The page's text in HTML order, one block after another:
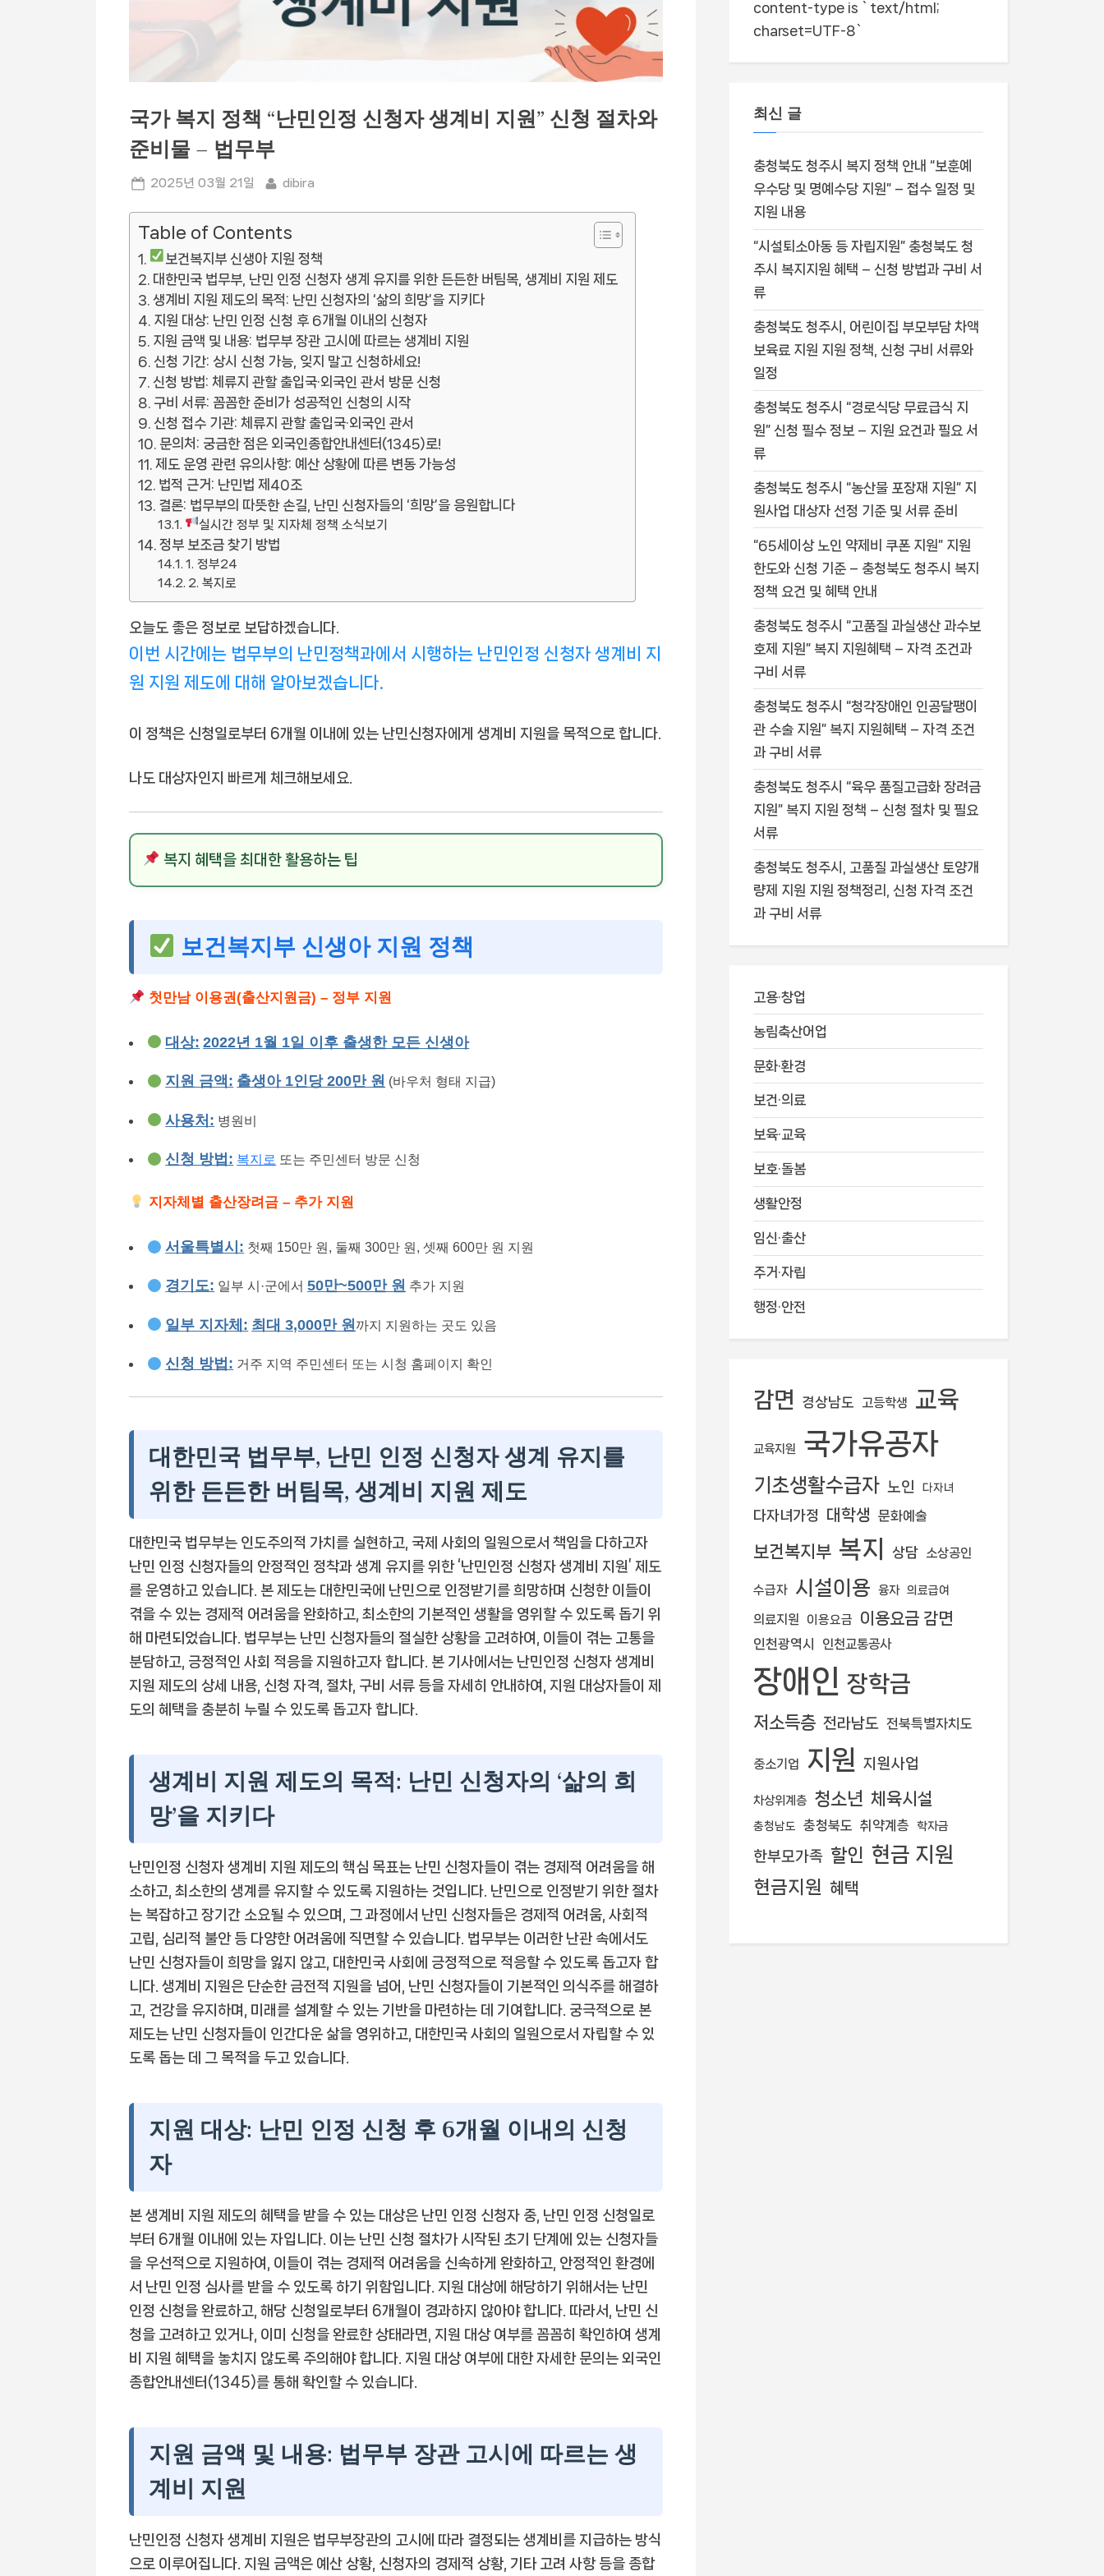
국가 복지 정책 “난민인정 신청자 생계비 지원” 신청 절차와
준비물 – 법무부
Posted
2025년 03월 21일 By
dibira
Table of Contents
보건복지부 신생아 지원 정책
대한민국 법무부, 난민 인정 신청자 생계 유지를 위한 든든한 버팀목, 생계비 지원 제도
생계비 지원 제도의 목적: 난민 신청자의 ‘삶의 희망’을 지키다
지원 대상: 난민 인정 신청 후 6개월 이내의 신청자
지원 금액 및 내용: 법무부 장관 고시에 따르는 생계비 지원
신청 기간: 상시 신청 가능, 잊지 말고 신청하세요!
신청 방법: 체류지 관할 출입국·외국인 관서 방문 신청
구비 서류: 꼼꼼한 준비가 성공적인 신청의 시작
신청 접수 기관: 체류지 관할 출입국·외국인 관서
문의처: 궁금한 점은 외국인종합안내센터(1345)로!
제도 운영 관련 유의사항: 예산 상황에 따른 변동 가능성
법적 근거: 난민법 제40조
결론: 법무부의 따뜻한 손길, 난민 신청자들의 ‘희망’을 응원합니다
실시간 정부 및 지자체 정책 소식보기
정부 보조금 찾기 방법
1. 정부24
2. 복지로
오늘도 좋은 정보로 보답하겠습니다.
이번 시간에는 법무부의 난민정책과에서 시행하는 난민인정 신청자 생계비 지
원 지원 제도에 대해 알아보겠습니다.
이 정책은 신청일로부터 6개월 이내에 있는 난민신청자에게 생계비 지원을 목적으로 합니다.
나도 대상자인지 빠르게 체크해보세요.
복지 혜택을 최대한 활용하는 팁
보건복지부 신생아 지원 정책
첫만남 이용권(출산지원금) – 정부 지원
대상: 2022년 1월 1일 이후 출생한 모든 신생아
지원 금액: 출생아 1인당 200만 원 (바우처 형태 지급)
사용처: 병원비
신청 방법: 복지로 또는 주민센터 방문 신청
지자체별 출산장려금 – 추가 지원
서울특별시: 첫째 150만 원, 둘째 300만 원, 셋째 600만 원 지원
경기도: 일부 시·군에서50만~500만 원 추가 지원
일부 지자체: 최대 3,000만 원까지 지원하는 곳도 있음
신청 방법: 거주 지역 주민센터 또는 시청 홈페이지 확인
대한민국 법무부, 난민 인정 신청자 생계 유지를
위한 든든한 버팀목, 생계비 지원 제도
대한민국 법무부는 인도주의적 가치를 실현하고, 국제 사회의 일원으로서 책임을 다하고자
난민 인정 신청자들의 안정적인 정착과 생계 유지를 위한 ‘난민인정 신청자 생계비 지원’ 제도
를 운영하고 있습니다. 본 제도는 대한민국에 난민으로 인정받기를 희망하며 신청한 이들이
겪을 수 있는 경제적 어려움을 완화하고, 최소한의 기본적인 생활을 영위할 수 있도록 돕기 위
해 마련되었습니다. 법무부는 난민 신청자들의 절실한 상황을 고려하여, 이들이 겪는 고통을
분담하고, 긍정적인 사회 적응을 지원하고자 합니다. 본 기사에서는 난민인정 신청자 생계비
지원 제도의 상세 내용, 신청 자격, 절차, 구비 서류 등을 자세히 안내하여, 지원 대상자들이 제
도의 혜택을 충분히 누릴 수 있도록 돕고자 합니다.
생계비 지원 제도의 목적: 난민 신청자의 ‘삶의 희
망’을 지키다
난민인정 신청자 생계비 지원 제도의 핵심 목표는 난민 신청자들이 겪는 경제적 어려움을 해
소하고, 최소한의 생계를 유지할 수 있도록 지원하는 것입니다. 난민으로 인정받기 위한 절차
는 복잡하고 장기간 소요될 수 있으며, 그 과정에서 난민 신청자들은 경제적 어려움, 사회적
고립, 심리적 불안 등 다양한 어려움에 직면할 수 있습니다. 법무부는 이러한 난관 속에서도
난민 신청자들이 희망을 잃지 않고, 대한민국 사회에 긍정적으로 적응할 수 있도록 돕고자 합
니다. 생계비 지원은 단순한 금전적 지원을 넘어, 난민 신청자들이 기본적인 의식주를 해결하
고, 건강을 유지하며, 미래를 설계할 수 있는 기반을 마련하는 데 기여합니다. 궁극적으로 본
제도는 난민 신청자들이 인간다운 삶을 영위하고, 대한민국 사회의 일원으로서 자립할 수 있
도록 돕는 데 그 목적을 두고 있습니다.
지원 대상: 난민 인정 신청 후 6개월 이내의 신청
자
본 생계비 지원 제도의 혜택을 받을 수 있는 대상은 난민 인정 신청자 중, 난민 인정 신청일로
부터 6개월 이내에 있는 자입니다. 이는 난민 신청 절차가 시작된 초기 단계에 있는 신청자들
을 우선적으로 지원하여, 이들이 겪는 경제적 어려움을 신속하게 완화하고, 안정적인 환경에
서 난민 인정 심사를 받을 수 있도록 하기 위함입니다. 지원 대상에 해당하기 위해서는 난민
인정 신청을 완료하고, 해당 신청일로부터 6개월이 경과하지 않아야 합니다. 따라서, 난민 신
청을 고려하고 있거나, 이미 신청을 완료한 상태라면, 지원 대상 여부를 꼼꼼히 확인하여 생계
비 지원 혜택을 놓치지 않도록 주의해야 합니다. 지원 대상 여부에 대한 자세한 문의는 외국인
종합안내센터(1345)를 통해 확인할 수 있습니다.
지원 금액 및 내용: 법무부 장관 고시에 따르는 생
계비 지원
난민인정 신청자 생계비 지원은 법무부장관의 고시에 따라 결정되는 생계비를 지급하는 방식
으로 이루어집니다. 지원 금액은 예산 상황, 신청자의 경제적 상황, 기타 고려 사항 등을 종합
content-type is `text/html;
charset=UTF-8`
최신 글
충청북도 청주시 복지 정책 안내 “보훈예
우수당 및 명예수당 지원” – 접수 일정 및
지원 내용
“시설퇴소아동 등 자립지원” 충청북도 청
주시 복지지원 혜택 – 신청 방법과 구비 서
류
충청북도 청주시, 어린이집 부모부담 차액
보육료 지원 지원 정책, 신청 구비 서류와
일정
충청북도 청주시 “경로식당 무료급식 지
원” 신청 필수 정보 – 지원 요건과 필요 서
류
충청북도 청주시 “농산물 포장재 지원” 지
원사업 대상자 선정 기준 및 서류 준비
“65세이상 노인 약제비 쿠폰 지원” 지원
한도와 신청 기준 – 충청북도 청주시 복지
정책 요건 및 혜택 안내
충청북도 청주시 “고품질 과실생산 과수보
호제 지원” 복지 지원혜택 – 자격 조건과
구비 서류
충청북도 청주시 “청각장애인 인공달팽이
관 수술 지원” 복지 지원혜택 – 자격 조건
과 구비 서류
충청북도 청주시 “육우 품질고급화 장려금
지원” 복지 지원 정책 – 신청 절차 및 필요
서류
충청북도 청주시, 고품질 과실생산 토양개
량제 지원 지원 정책정리, 신청 자격 조건
과 구비 서류
고용·창업
농림축산어업
문화·환경
보건·의료
보육·교육
보호·돌봄
생활안정
임신·출산
주거·자립
행정·안전
감면 경상남도 고등학생 교육
교육지원 국가유공자
기초생활수급자 노인 다자녀
다자녀가정 대학생 문화예술
보건복지부 복지 상담 소상공인
수급자 시설이용 융자 의료급여
의료지원 이용요금 이용요금 감면
인천광역시 인천교통공사
장애인 장학금
저소득층 전라남도 전북특별자치도
중소기업 지원 지원사업
차상위계층 청소년 체육시설
충청남도 충청북도 취약계층 학자금
한부모가족 할인 현금 지원
현금지원 혜택